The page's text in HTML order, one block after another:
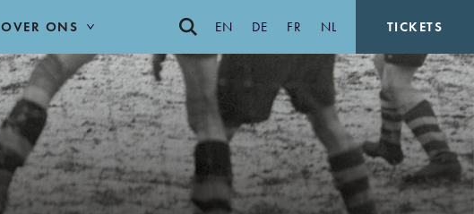
OVER ONS EN DE FR NL TICKETS